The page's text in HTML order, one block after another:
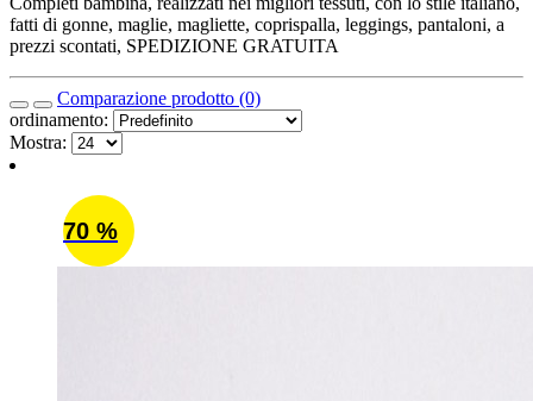
fatti di gonne, maglie, magliette, coprispalla, leggings, pantaloni, a
prezzi scontati, SPEDIZIONE GRATUITA
Comparazione prodotto (0)
ordinamento:
Mostra:
70 %